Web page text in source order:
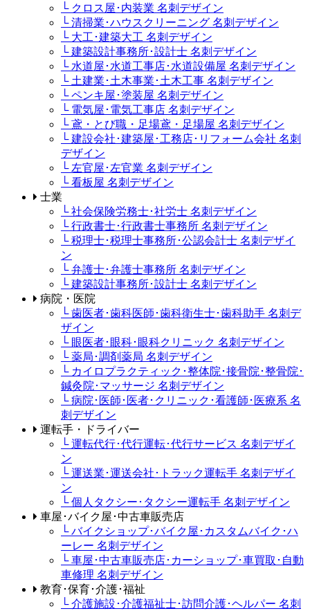
└ クロス屋･内装業 名刺デザイン
└ 清掃業･ハウスクリーニング 名刺デザイン
└ 大工･建築大工 名刺デザイン
└ 建築設計事務所･設計士 名刺デザイン
└ 水道屋･水道工事店･水道設備屋 名刺デザイン
└ 土建業･土木事業･土木工事 名刺デザイン
└ ペンキ屋･塗装屋 名刺デザイン
└ 電気屋･電気工事店 名刺デザイン
└ 鳶・とび職・足場鳶・足場屋 名刺デザイン
└ 建設会社･建築屋･工務店･リフォーム会社 名刺
デザイン
└ 左官屋･左官業 名刺デザイン
└ 看板屋 名刺デザイン
士業
└ 社会保険労務士･社労士 名刺デザイン
└ 行政書士･行政書士事務所 名刺デザイン
└ 税理士･税理士事務所･公認会計士 名刺デザイ
ン
└ 弁護士･弁護士事務所 名刺デザイン
└ 建築設計事務所･設計士 名刺デザイン
病院・医院
└ 歯医者･歯科医師･歯科衛生士･歯科助手 名刺デ
ザイン
└ 眼医者･眼科･眼科クリニック 名刺デザイン
└ 薬局･調剤薬局 名刺デザイン
└ カイロプラクティック･整体院･接骨院･整骨院･
鍼灸院･マッサージ 名刺デザイン
└ 病院･医師･医者･クリニック･看護師･医療系 名
刺デザイン
運転手・ドライバー
└ 運転代行･代行運転･代行サービス 名刺デザイ
ン
└ 運送業･運送会社･トラック運転手 名刺デザイ
ン
└ 個人タクシー･タクシー運転手 名刺デザイン
車屋･バイク屋･中古車販売店
└ バイクショップ･バイク屋･カスタムバイク･ハ
ーレー 名刺デザイン
└ 車屋･中古車販売店･カーショップ･車買取･自動
車修理 名刺デザイン
教育･保育･介護･福祉
└ 介護施設･介護福祉士･訪問介護･ヘルパー 名刺